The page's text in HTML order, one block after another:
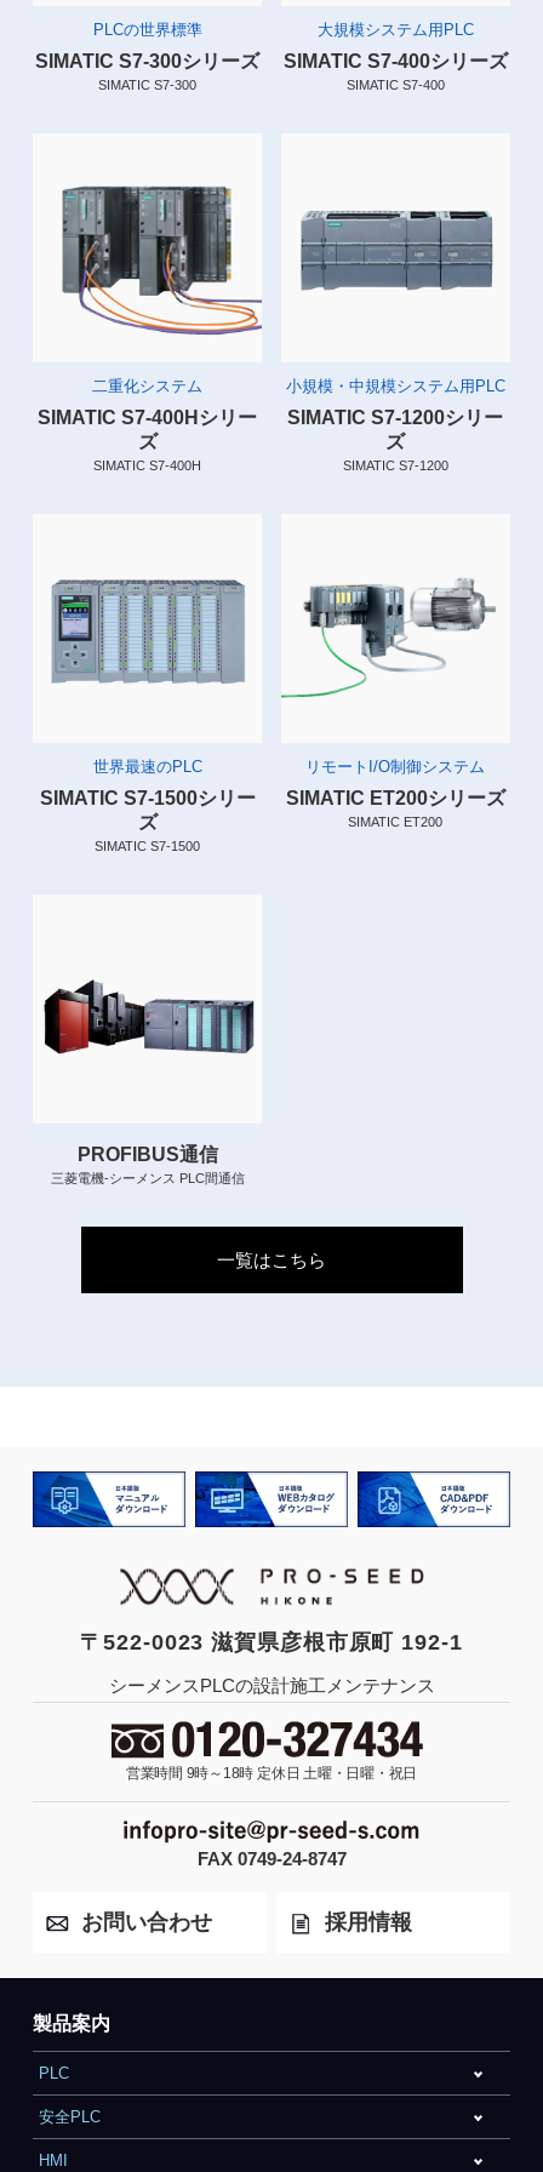
PLCの世界標準
SIMATIC S7-300シリーズ
SIMATIC S7-300
大規模システム用PLC
SIMATIC S7-400シリーズ
SIMATIC S7-400
二重化システム
SIMATIC S7-400Hシリー
ズ
SIMATIC S7-400H
小規模・中規模システム用PLC
SIMATIC S7-1200シリー
ズ
SIMATIC S7-1200
世界最速のPLC
SIMATIC S7-1500シリー
ズ
SIMATIC S7-1500
リモートI/O制御システム
SIMATIC ET200シリーズ
SIMATIC ET200
PROFIBUS通信
三菱電機-シーメンス PLC間通信
一覧はこちら
〒522-0023 滋賀県彦根市原町 192-1
シーメンスPLCの設計施工メンテナンス
営業時間 9時～18時 定休日 土曜・日曜・祝日
FAX 0749-24-8747
お問い合わせ 採用情報
製品案内
PLC
安全PLC
HMI